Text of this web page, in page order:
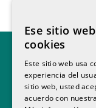
Ese sitio
cookies
Este sitio web usa
experiencia del
sitio web, usted
acuerdo con